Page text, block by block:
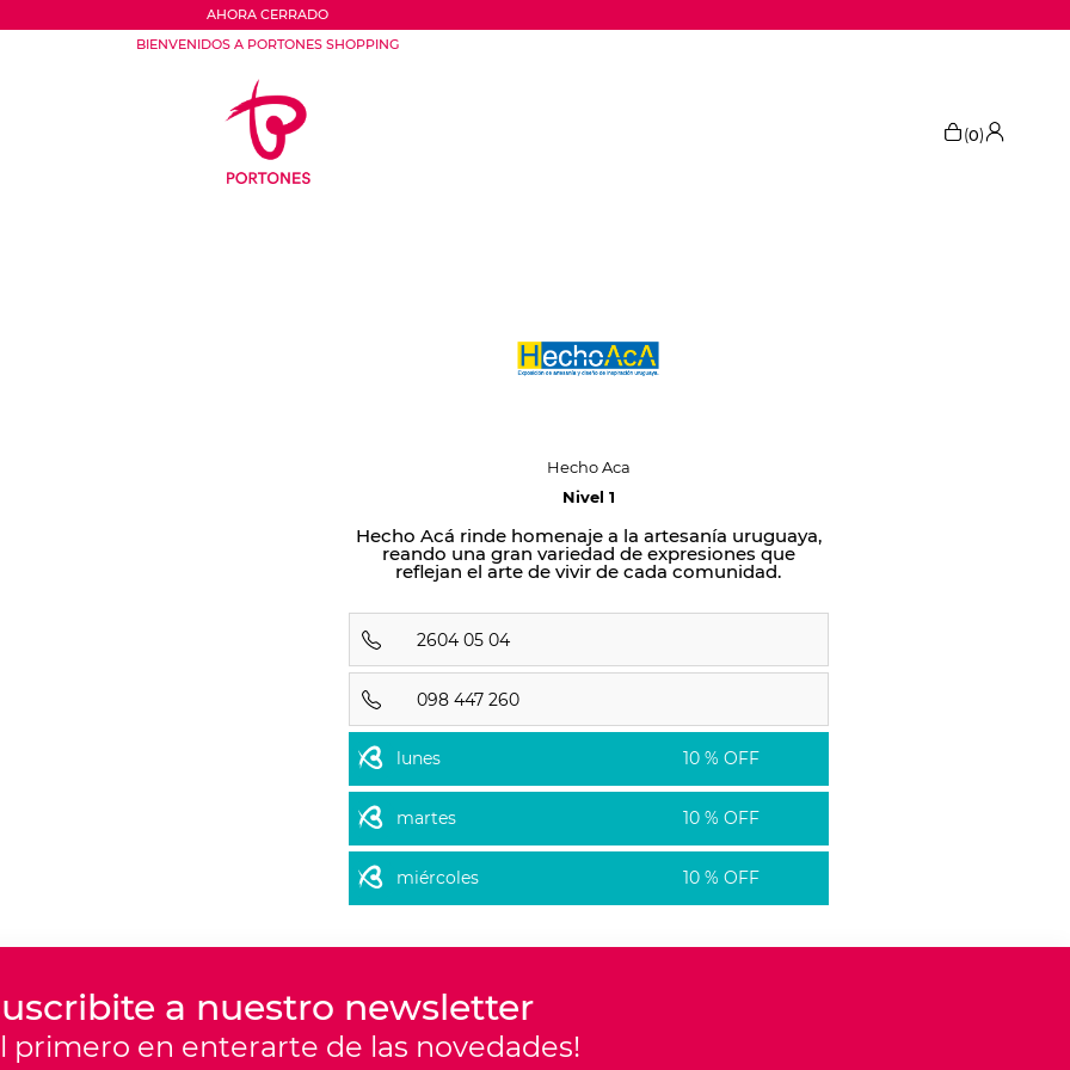
AHORA CERRADO
BIENVENIDOS A PORTONES SHOPPING
(0)
Hecho Aca
Nivel 1
Hecho Acá rinde homenaje a la artesanía uruguaya,
reando una gran variedad de expresiones que
reflejan el arte de vivir de cada comunidad.
2604 05 04
098 447 260
lunes 10 % OFF
martes 10 % OFF
miércoles 10 % OFF
a nuestro newsletter
primero en enterarte de las novedades!